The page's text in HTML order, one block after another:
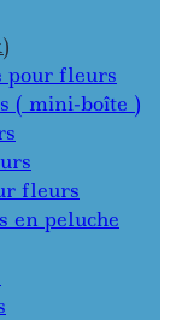
pour fleurs
( mini-boîte )
fleurs
en peluche